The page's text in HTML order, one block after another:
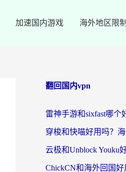
加速国内游戏 海外地区限制
翻回国内vpn